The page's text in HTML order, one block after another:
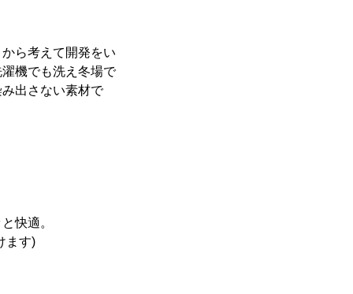
ら考えて開発をい
機でも洗え冬場で
出さない素材で
快適。
ます)